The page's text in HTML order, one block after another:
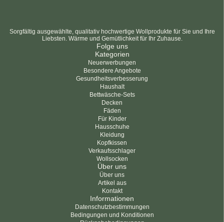
Sorgfältig ausgewählte, qualitativ hochwertige Wollprodukte für Sie und Ihre
Liebsten. Wärme und Gemütlichkeit für Ihr Zuhause.
Folge uns
Kategorien
Neuerwerbungen
Besondere Angebote
Gesundheitsverbesserung
Haushalt
Bettwäsche-Sets
Decken
Fäden
Für Kinder
Hausschuhe
Kleidung
Kopfkissen
Verkaufsschlager
Wollsocken
Über uns
Über uns
Artikel aus
Kontakt
Informationen
Datenschutzbestimmungen
Bedingungen und Konditionen